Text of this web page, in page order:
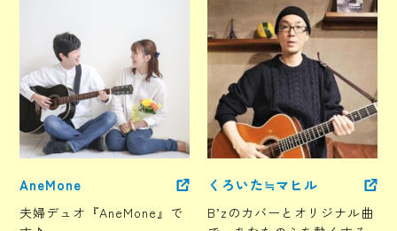
AneMone
夫婦デュオ『AneMone』で
くろいた≒マヒル
B’zのカバーとオリジナル曲